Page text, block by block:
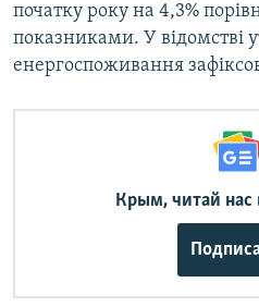
початку року на 4,3%
показниками. У відомстві
енергоспоживання
Крым, читай нас